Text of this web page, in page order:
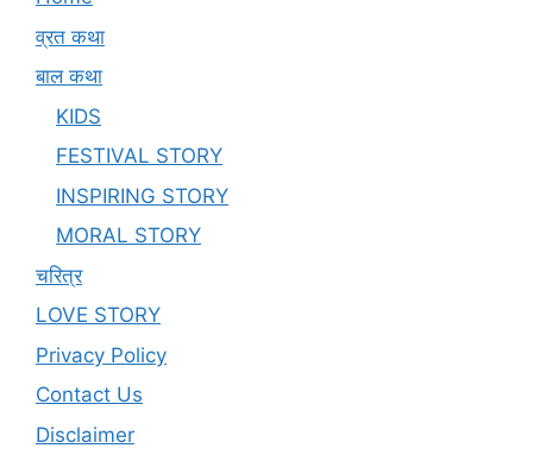
व्रत कथा
बाल कथा
KIDS
FESTIVAL STORY
INSPIRING STORY
MORAL STORY
चरित्र
LOVE STORY
Privacy Policy
Contact Us
Disclaimer